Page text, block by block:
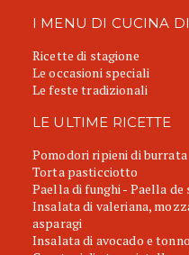
I MENU DI CUCINA
Ricette di stagione
Le occasioni speciali
Le feste tradizionali
LE ULTIME RICETTE
Pomodori ripieni di burrata
Torta pasticciotto
Paella di funghi - Paella de
Insalata di valeriana,
asparagi
Insalata di avocado e tonno